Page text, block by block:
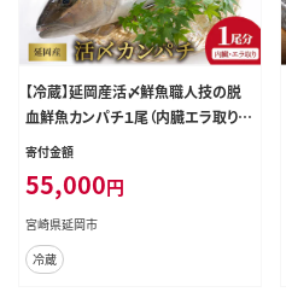
【冷蔵】延岡産活〆鮮魚職人技の脱
血鮮魚カンパチ１尾（内臓エラ取り）
N019-YZD0118
寄付金額
55,000円
宮崎県延岡市
冷蔵